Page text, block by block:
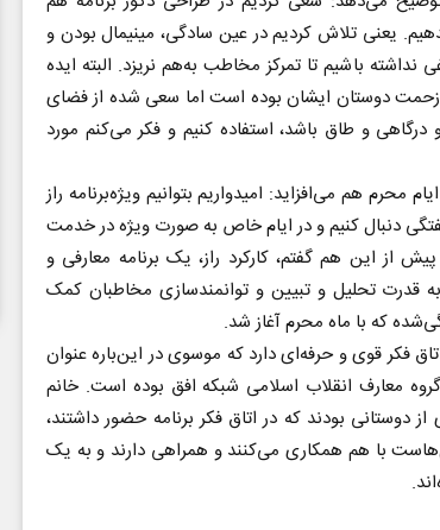
یعنی تلاش کردیم در عین سادگی، مینیمال بودن و
باشیم تا تمرکز مخاطب به‌هم نریزد. البته ایده
دوستان ایشان بوده است اما سعی شده از فضای
و طاق باشد، استفاده کنیم و فکر می‌کنم مورد
محرم هم می‌افزاید: امیدواریم بتوانیم ویژه‌برنامه راز
دنبال کنیم و در ایام خاص به صورت ویژه در خدمت
از این هم گفتم، کارکرد راز، یک برنامه معارفی و
قدرت تحلیل و تبیین و توانمندسازی مخاطبان کمک
که با ماه محرم آغاز شد.
فکر قوی و حرفه‌ای دارد که موسوی در این‌باره عنوان
معارف انقلاب اسلامی شبکه افق بوده است. خانم
دوستانی بودند که در اتاق فکر برنامه حضور داشتند،
با هم همکاری می‌کنند و همراهی دارند و به یک